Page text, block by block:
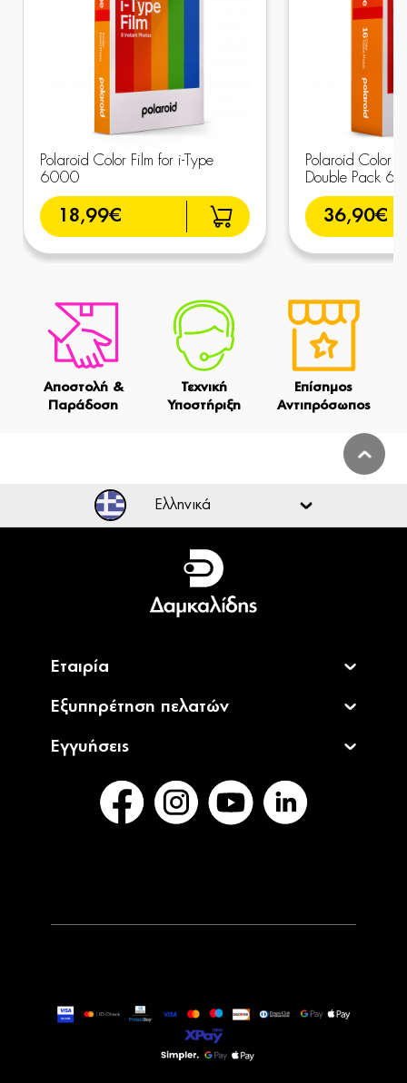
Polaroid Color Film for i-Type
6000
18,99€
Polaroid Color
Double Pack
36,90€
Αποστολή &
Παράδοση
Τεχνική
Υποστήριξη
Επίσημος
Αντιπρόσωπος
Ελληνικά
Ελληνικά
English
Εταιρία
Εξυπηρέτηση πελατών
Εγγυήσεις